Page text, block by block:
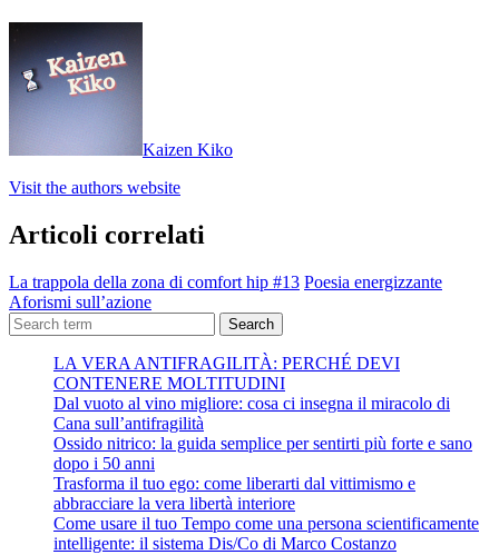
Kaizen Kiko
Visit the authors website
Articoli correlati
La trappola della zona di comfort hip #13 Poesia energizzante
Aforismi sull’azione
Search
LA VERA ANTIFRAGILITÀ: PERCHÉ DEVI
CONTENERE MOLTITUDINI
Dal vuoto al vino migliore: cosa ci insegna il miracolo di
Cana sull’antifragilità
Ossido nitrico: la guida semplice per sentirti più forte e sano
dopo i 50 anni
Trasforma il tuo ego: come liberarti dal vittimismo e
abbracciare la vera libertà interiore
Come usare il tuo Tempo come una persona scientificamente
intelligente: il sistema Dis/Co di Marco Costanzo